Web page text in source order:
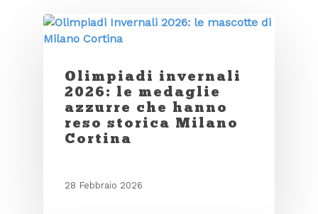
Olimpiadi invernali
2026: le medaglie
azzurre che hanno
reso storica Milano
Cortina
28 Febbraio 2026